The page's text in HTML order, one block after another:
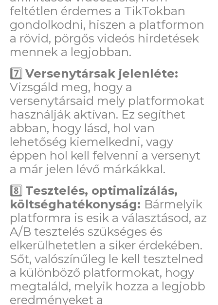
feltétlen érdemes a TikTokban
gondolkodni, hiszen a platformon
a rövid, pörgős videós hirdetések
mennek a legjobban.
7️⃣ Versenytársak jelenléte:
Vizsgáld meg, hogy a
versenytársaid mely platformokat
használják aktívan. Ez segíthet
abban, hogy lásd, hol van
lehetőség kiemelkedni, vagy
éppen hol kell felvenni a versenyt
a már jelen lévő márkákkal.
8️⃣ Tesztelés, optimalizálás,
költséghatékonyság: Bármelyik
platformra is esik a választásod, az
A/B tesztelés szükséges és
elkerülhetetlen a siker érdekében.
Sőt, valószínűleg le kell tesztelned
a különböző platformokat, hogy
megtaláld, melyik hozza a legjobb
eredményeket a